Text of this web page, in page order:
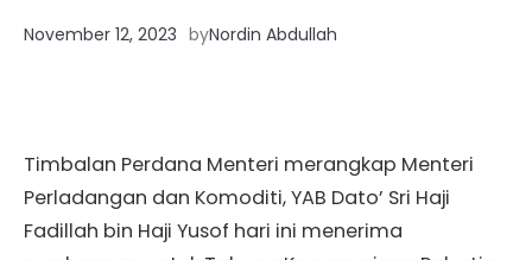
November 12, 2023 byNordin Abdullah
Timbalan Perdana Menteri merangkap Menteri
Perladangan dan Komoditi, YAB Dato’ Sri Haji
Fadillah bin Haji Yusof hari ini menerima